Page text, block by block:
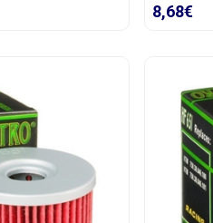
8,68€